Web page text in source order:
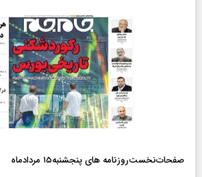
صفحات‌نخست‌روزنامه ها‌ی پنجشنبه‌۱۵ مردادماه